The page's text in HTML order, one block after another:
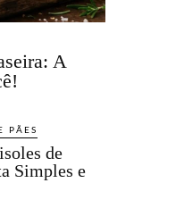
A
PÃES
de
Simples e